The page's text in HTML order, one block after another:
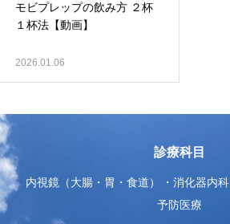
モビプレップの飲み方 ２杯
１杯法【動画】
2026.01.06
診療科目
内視鏡（大腸・胃・食道） 消化器内科
予防医療